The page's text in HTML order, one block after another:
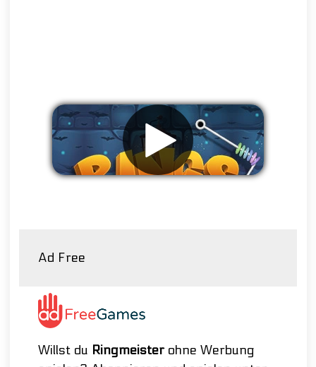
Ad Free
Willst du Ringmeisterohne Werbung